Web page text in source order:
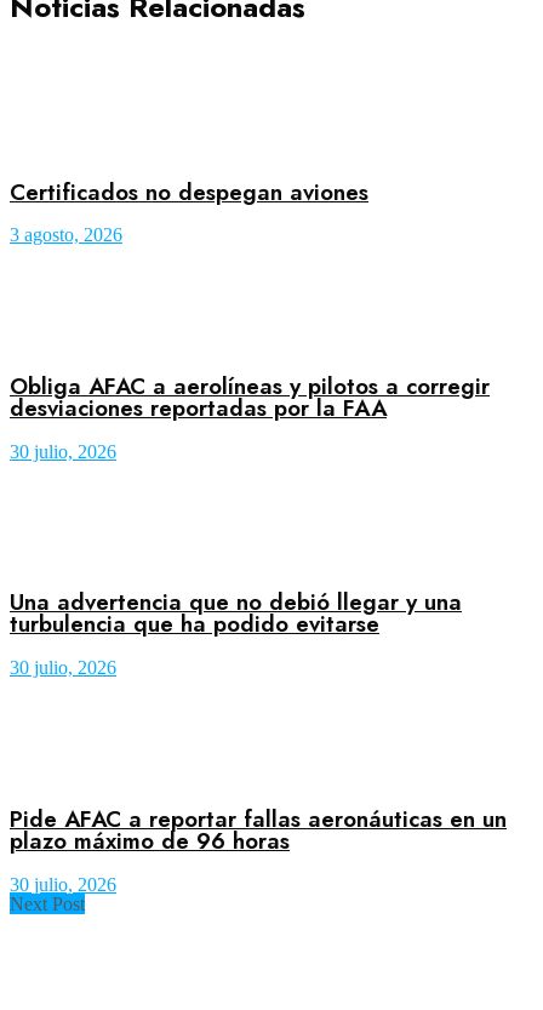
Certificados no despegan aviones
3 agosto, 2026
Obliga AFAC a aerolíneas y pilotos a corregir
desviaciones reportadas por la FAA
30 julio, 2026
Una advertencia que no debió llegar y una
turbulencia que ha podido evitarse
30 julio, 2026
Pide AFAC a reportar fallas aeronáuticas en un
plazo máximo de 96 horas
30 julio, 2026
Next Post